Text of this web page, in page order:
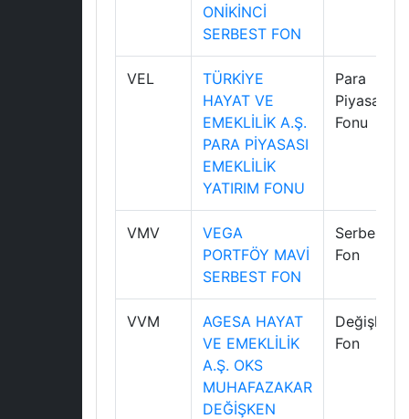
ONİKİNCİ
SERBEST FON
VEL
TÜRKİYE
HAYAT VE
EMEKLİLİK A.Ş.
PARA PİYASASI
EMEKLİLİK
YATIRIM FONU
Para
Piyasası
Fonu
VMV
VEGA
PORTFÖY MAVİ
SERBEST FON
Serbest
Fon
VVM
AGESA HAYAT
VE EMEKLİLİK
A.Ş. OKS
MUHAFAZAKAR
DEĞİŞKEN
Değişken
Fon